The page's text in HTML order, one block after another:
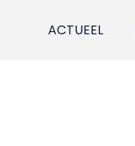
ACTUEEL